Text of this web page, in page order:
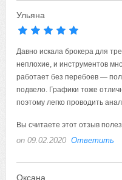
Ульяна
Давно искала брокера для
неплохие, и инструментов
работает без перебоев —
подвело. Графики тоже
поэтому легко проводить
Вы считаете этот отзыв
on 09.02.2020 Ответить
Оксана